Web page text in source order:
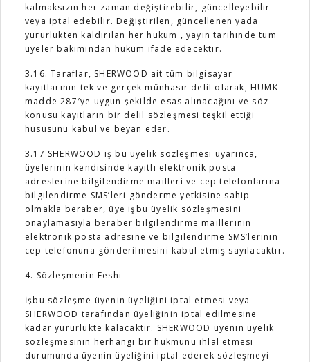
kalmaksızın her zaman değiştirebilir, güncelleyebilir
veya iptal edebilir. Değiştirilen, güncellenen yada
yürürlükten kaldırılan her hüküm , yayın tarihinde tüm
üyeler bakımından hüküm ifade edecektir.
3.16. Taraflar, SHERWOOD ait tüm bilgisayar
kayıtlarının tek ve gerçek münhasır delil olarak, HUMK
madde 287′ye uygun şekilde esas alınacağını ve söz
konusu kayıtların bir delil sözleşmesi teşkil ettiği
hususunu kabul ve beyan eder.
3.17 SHERWOOD iş bu üyelik sözleşmesi uyarınca,
üyelerinin kendisinde kayıtlı elektronik posta
adreslerine bilgilendirme mailleri ve cep telefonlarına
bilgilendirme SMS’leri gönderme yetkisine sahip
olmakla beraber, üye işbu üyelik sözleşmesini
onaylamasıyla beraber bilgilendirme maillerinin
elektronik posta adresine ve bilgilendirme SMS’lerinin
cep telefonuna gönderilmesini kabul etmiş sayılacaktır.
4. Sözleşmenin Feshi
İşbu sözleşme üyenin üyeliğini iptal etmesi veya
SHERWOOD tarafından üyeliğinin iptal edilmesine
kadar yürürlükte kalacaktır. SHERWOOD üyenin üyelik
sözleşmesinin herhangi bir hükmünü ihlal etmesi
durumunda üyenin üyeliğini iptal ederek sözleşmeyi